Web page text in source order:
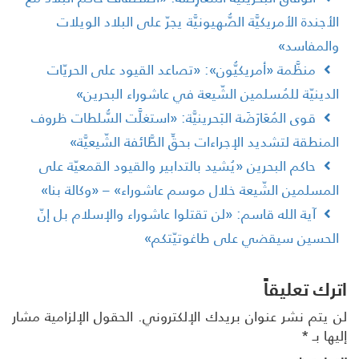
الأمريكيَّة الصُّهيونيَّة يجرّ على البلاد الويلات
منظَّمة «أمريكيُّون»: «تصاعد القيود على الحريّات
للمُسلمين الشّيعة في عاشوراء البحرين»
قوى المُعَارَضَة البَحرينيَّة: «استغلَّت السُّلطات ظروف
لتشديد الإجراءات بحقِّ الطَّائفة الشّيعيَّة»
حاكم البحرين «يُشيد بالتدابير والقيود القمعيّة على
الشّيعة خلال موسم عاشوراء» – «وكالة بنا»
آية الله قاسم: «لن تقتلوا عاشوراء والإسلام بل إنّ
سيقضي على طاغوتيّتكم»
تعليقاً
يتم نشر عنوان بريدك الإلكتروني. الحقول الإلزامية مشار
بـ*